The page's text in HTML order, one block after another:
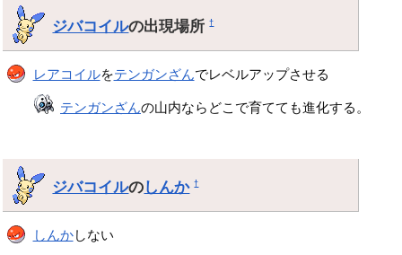
ジバコイルの出現場所†
レアコイルをテンガンざんでレベルアップさせる
テンガンざんの山内ならどこで育てても進化する。
ジバコイルのしんか †
しんかしない